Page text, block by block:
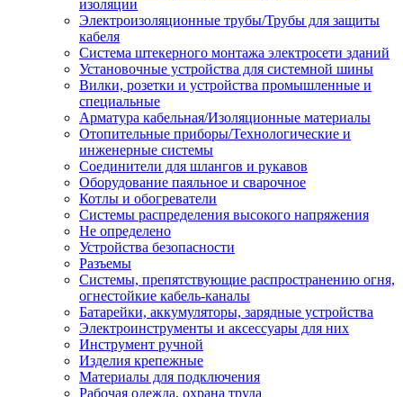
изоляции
Электроизоляционные трубы/Трубы для защиты
кабеля
Система штекерного монтажа электросети зданий
Установочные устройства для системной шины
Вилки, розетки и устройства промышленные и
специальные
Арматура кабельная/Изоляционные материалы
Отопительные приборы/Технологические и
инженерные системы
Соединители для шлангов и рукавов
Оборудование паяльное и сварочное
Котлы и обогреватели
Системы распределения высокого напряжения
Не определено
Устройства безопасности
Разъемы
Системы, препятствующие распространению огня,
огнестойкие кабель-каналы
Батарейки, аккумуляторы, зарядные устройства
Электроинструменты и аксессуары для них
Инструмент ручной
Изделия крепежные
Материалы для подключения
Рабочая одежда, охрана труда